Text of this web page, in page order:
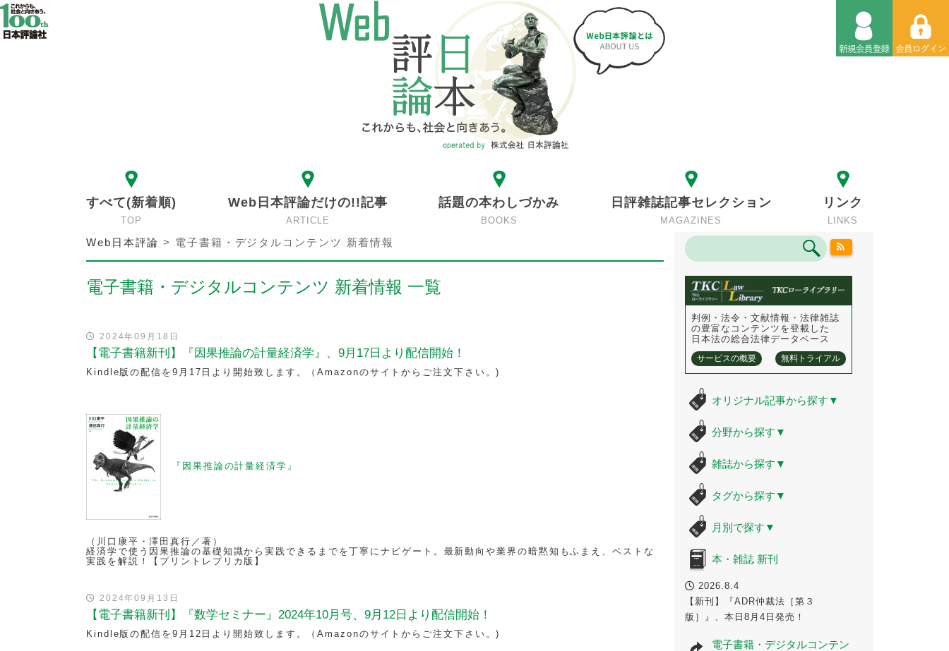
すべて(新着順)
TOP
Web日本評論だけの!!記事
ARTICLE
話題の本わしづかみ
BOOKS
日評雑誌記事セレクション
MAGAZINES
リンク
LINKS
Web日本評論 > 電子書籍・デジタルコンテンツ 新着情報
電子書籍・デジタルコンテンツ 新着情報 一覧
2024年09月18日
【電子書籍新刊】『因果推論の計量経済学』、9月17日より配信開始！
Kindle版の配信を9月17日より開始致します。（Amazonのサイトからご注文下さい。)
『因果推論の計量経済学』
（川口康平・澤田真行／著）
経済学で使う因果推論の基礎知識から実践できるまでを丁寧にナビゲート。最新動向や業界の暗黙知もふまえ、ベストな
実践を解説！【プリントレプリカ版】
2024年09月13日
【電子書籍新刊】『数学セミナー』2024年10月号、9月12日より配信開始！
Kindle版の配信を9月12日より開始致します。（Amazonのサイトからご注文下さい。)
判例・法令・文献情報・法律雑誌
の豊富なコンテンツを登載した
日本法の総合法律データベース
サービスの概要 無料トライアル
オリジナル記事から探す ▼
分野から探す ▼
雑誌から探す ▼
タグから探す ▼
月別で探す ▼
本・雑誌 新刊
2026.8.4
【新刊】『ADR仲裁法［第３
版］』、本日8月4日発売！
電子書籍・デジタルコンテン